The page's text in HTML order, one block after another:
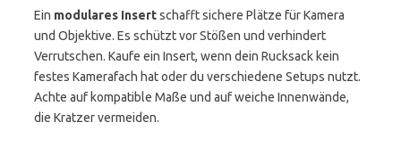
Ein modulares Insertschafft sichere Plätze für Kamera
und Objektive. Es schützt vor Stößen und verhindert
Verrutschen. Kaufe ein Insert, wenn dein Rucksack kein
festes Kamerafach hat oder du verschiedene Setups nutzt.
Achte auf kompatible Maße und auf weiche Innenwände,
die Kratzer vermeiden.